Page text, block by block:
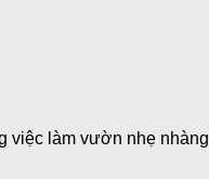
việc làm vườn nhẹ